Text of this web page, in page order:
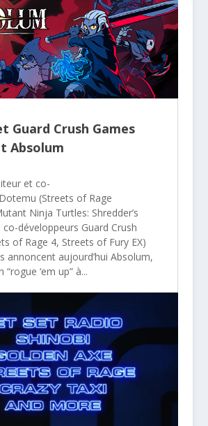
Guard Crush Games
Absolum
et co-
(Streets of Rage
Ninja Turtles: Shredder’s
co-développeurs Guard Crush
of Rage 4, Streets of Fury EX)
annoncent aujourd’hui Absolum,
‘em up” à...